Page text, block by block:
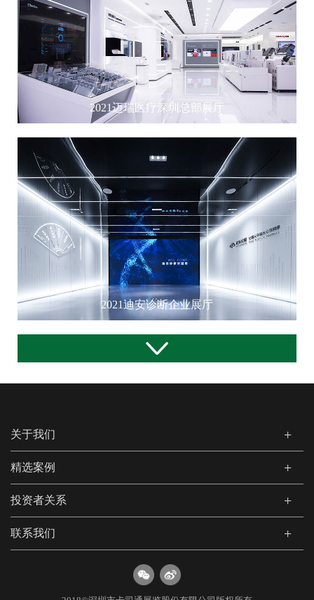
2021迈瑞医疗深圳总部展厅
2021迪安诊断企业展厅
关于我们
精选案例
投资者关系
联系我们